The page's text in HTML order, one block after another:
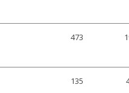
473
135